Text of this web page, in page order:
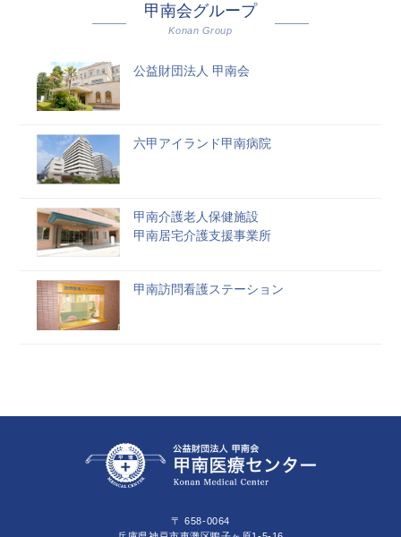
甲南会グループ
Konan Group
公益財団法人 甲南会
六甲アイランド甲南病院
甲南介護老人保健施設
甲南居宅介護支援事業所
甲南訪問看護ステーション
〒 658-0064